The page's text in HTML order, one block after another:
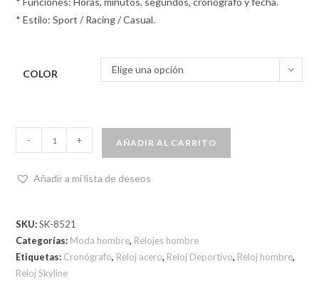
* Estilo: Sport / Racing / Casual.
COLOR Elige una opción
- + AÑADIR AL CARRITO
Añadir a mi lista de deseos
SKU:SK-8521
Categorías: Moda hombre, Relojes hombre
Etiquetas: Cronógrafo, Reloj acero, Reloj Deportivo, Reloj hombre,
Reloj Skyline